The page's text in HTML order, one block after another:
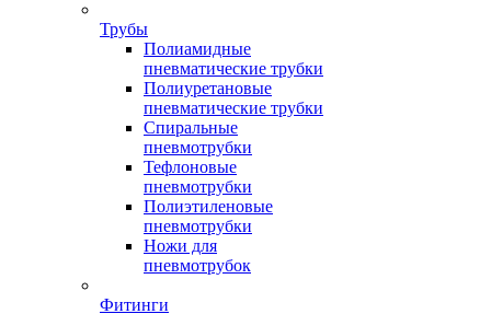
Трубы
Полиамидные
пневматические трубки
Полиуретановые
пневматические трубки
Спиральные
пневмотрубки
Тефлоновые
пневмотрубки
Полиэтиленовые
пневмотрубки
Ножи для
пневмотрубок
Фитинги